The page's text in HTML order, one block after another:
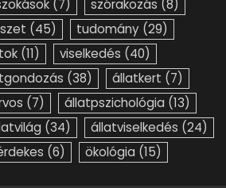
(7) szórakozás (8)
(45) tudomány (29)
(11) viselkedés (40)
(38) állatkert (7)
(7) állatpszichológia (13)
(34) állatviselkedés (24)
(6) ökológia (15)